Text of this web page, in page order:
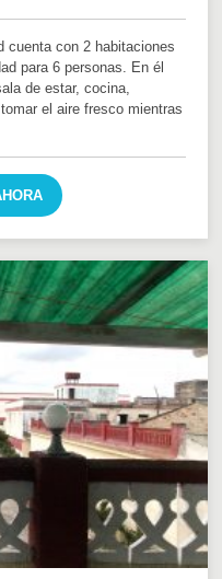
cuenta con 2 habitaciones
para 6 personas. En él
de estar, cocina,
el aire fresco mientras